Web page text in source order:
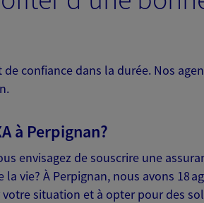
confiance dans la durée. Nos
à Perpignan?
envisagez de souscrire une
vie? À Perpignan, nous avons 18
situation et à opter pour des